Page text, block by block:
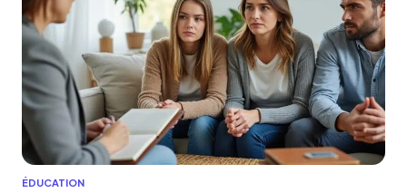
ÉDUCATION